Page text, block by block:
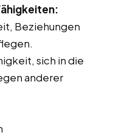
Beziehungen
sich in die
anderer